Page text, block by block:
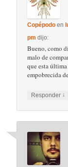
Copépodo en
pm dijo:
Bueno, como
malo de
que esta
empobrecida
Responder ↓